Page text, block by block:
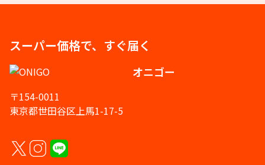
スーパー価格で、すぐ届く
オニゴー
〒154-0011
東京都世田谷区上馬1-17-5